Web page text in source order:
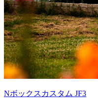
Nボックスカスタム JF3